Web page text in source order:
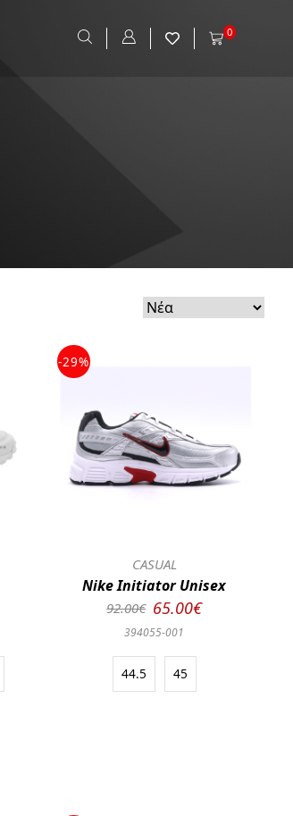
0
-29%
CASUAL
Nike Initiator Unisex
92.00€ 65.00€
394055-001
44.5 45